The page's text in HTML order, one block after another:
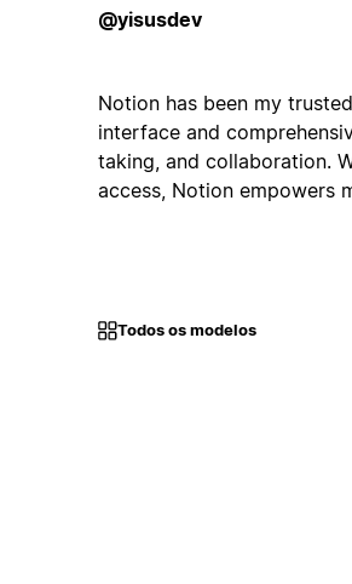
@yisusdev
Notion has been my
interface and
taking, and collaboration.
access, Notion empowers
Todos os modelos